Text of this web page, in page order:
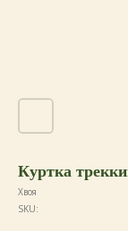
Куртка
Хвоя
SKU: